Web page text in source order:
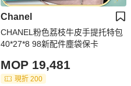
Chanel
CHANEL粉色荔枝牛皮手提托特包
40*27*8 98新配件塵袋保卡
MOP 19,481
現折 200